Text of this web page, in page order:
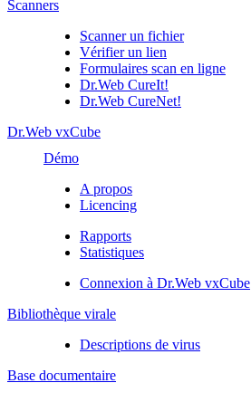
Scanners
Scanner un fichier
Vérifier un lien
Formulaires scan en ligne
Dr.Web CureIt!
Dr.Web CureNet!
Dr.Web vxCube
Démo
A propos
Licencing
Rapports
Statistiques
Connexion à Dr.Web vxCube
Bibliothèque virale
Descriptions de virus
Base documentaire